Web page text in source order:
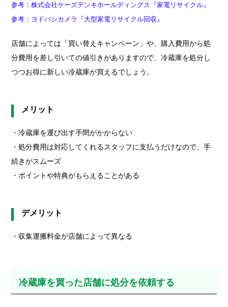
参考：株式会社ケーズデンキホールディングス『家電リサイクル』
参考：ヨドバシカメラ『大型家電リサイクル回収』
店舗によっては「買い替えキャンペーン」や、購入費用から処
分費用を差し引いての値引きがありますので、冷蔵庫を処分し
つつお得に新しい冷蔵庫が買えるでしょう。
メリット
・冷蔵庫を運び出す手間がかからない
・処分費用は対応してくれるスタッフに支払うだけなので、手
続きがスムーズ
・ポイントや特典がもらえることがある
デメリット
・収集運搬料金が店舗によって異なる
冷蔵庫を買った店舗に処分を依頼する